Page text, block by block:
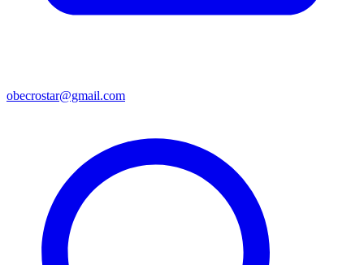
obecrostar@gmail.com